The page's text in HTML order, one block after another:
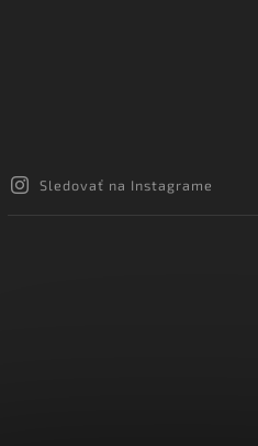
Sledovať na Instagrame